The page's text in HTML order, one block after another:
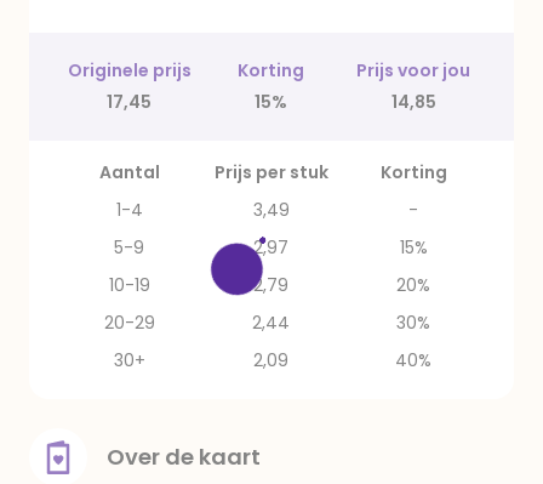
Originele prijs Korting
Prijs voor jou
17,45
15% 14,85
Aantal Prijs per stuk
Korting
1-4
3,49
-
5-9
2,97
15%
10-19
2,79
20%
20-29
2,44
30%
30+
2,09 40%
Over de kaart